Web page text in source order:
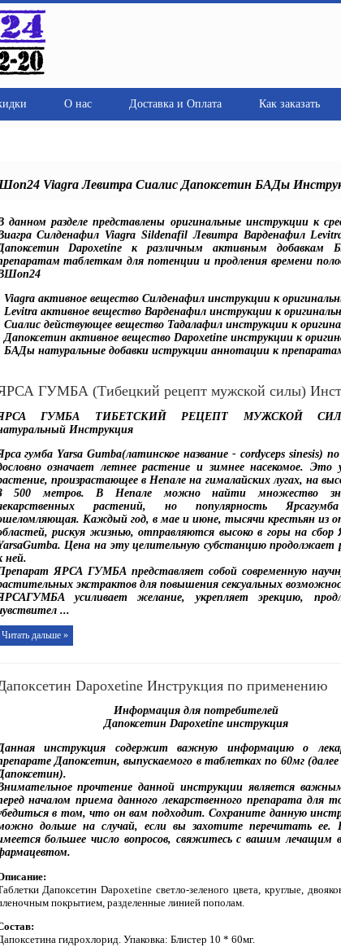
О нас Доставка и Оплата Как заказать
Viagra Левитра Сиалис Дапоксетин БАДы
данном разделе представлены оригинальные инструкции к
Силденафил Viagra Sildenafil Левитра Варденафил
Dapoxetine к различным активным
таблеткам для потенции и продления времени
Viagra активное вещество Силденафил инструкции к
Levitra активное вещество Варденафил инструкции к
Сиалис действующее вещество Тадалафил инструкции к
Дапоксетин активное вещество Dapoxetine инструкции к
БАДы натуральные добавки иструкции аннотации к
ГУМБА (Тибецкий рецепт мужской силы)
ГУМБА ТИБЕТСКИЙ РЕЦЕПТ МУЖСКОЙ
Инструкция
гумба Yarsa Gumba(латинское название - cordyceps sinesis)
означает летнее растение и зимнее насекомое. Это
произрастающее в Непале на гималайских лугах, на
500 метров. В Непале можно найти множество
растений, но популярность
Каждый год, в мае и июне, тысячи крестьян из
рискуя жизнью, отправляются высоко в горы на сбор
. Цена на эту целительную субстанцию
ней.
ЯРСА ГУМБА представляет собой современную
экстрактов для повышения сексуальных
усиливает желание, укрепляет эрекцию,
...
Читать дальше »
Dapoxetine Инструкция по применению
Информация для потребителей
Дапоксетин Dapoxetine инструкция
инструкция содержит важную информацию о
Дапоксетин, выпускаемого в таблетках по 60мг
прочтение данной инструкции является
началом приема данного лекарственного препарата для
в том, что он вам подходит. Сохраните данную
дольше на случай, если вы захотите перечитать ее.
большее число вопросов, свяжитесь с вашим лечащим
Дапоксетин Dapoxetine светло-зеленого цвета, круглые,
покрытием, разделенные линией пополам.
гидрохлорид. Упаковка: Блистер 10 * 60мг.